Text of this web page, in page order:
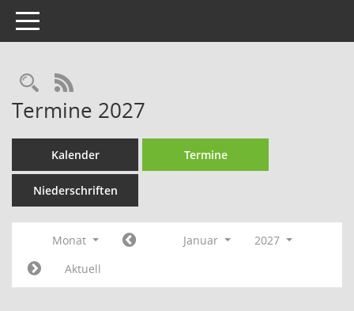
Toggle navigation
Rechercheauswahl
RSS-Feed
Termine 2027
Kalender Termine
Niederschriften
Monat Januar
2027
Aktuell